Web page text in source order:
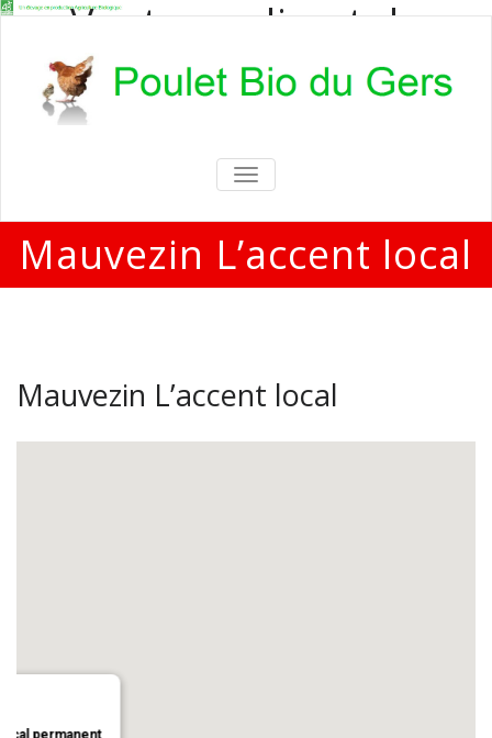
Vente en direct de
poulets bio
Vente en direct de poulets bio aux
particuliers et professionnels
TOGGLE
NAVIGATION
Mauvezin L’accent local
Mauvezin L’accent local
permanent